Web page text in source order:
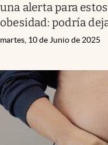
una alerta para
obesidad: podría
martes, 10 de Junio de 2025